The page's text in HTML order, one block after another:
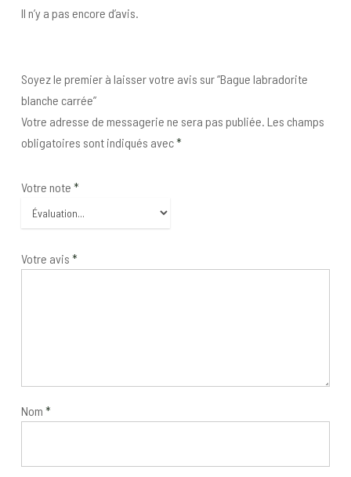
Il n’y a pas encore d’avis.
Soyez le premier à laisser votre avis sur “Bague labradorite
blanche carrée”
Votre adresse de messagerie ne sera pas publiée. Les champs
obligatoires sont indiqués avec*
Votre note *
Votre avis *
Nom *